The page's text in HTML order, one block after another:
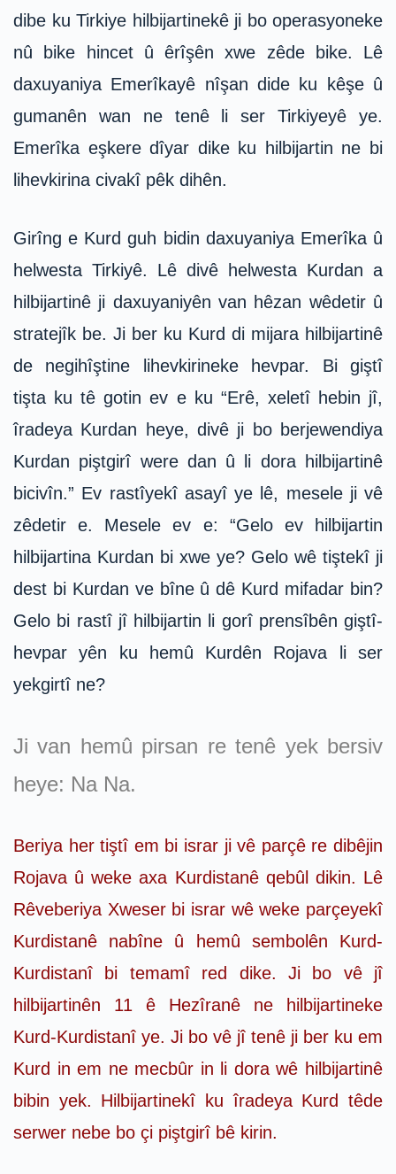
dibe ku Tirkiye hilbijartinekê ji bo operasyoneke
nû bike hincet û êrîşên xwe zêde bike. Lê
daxuyaniya Emerîkayê nîşan dide ku kêşe û
gumanên wan ne tenê li ser Tirkiyeyê ye.
Emerîka eşkere dîyar dike ku hilbijartin ne bi
lihevkirina civakî pêk dihên.
Girîng e Kurd guh bidin daxuyaniya Emerîka û
helwesta Tirkiyê. Lê divê helwesta Kurdan a
hilbijartinê ji daxuyaniyên van hêzan wêdetir û
stratejîk be. Ji ber ku Kurd di mijara hilbijartinê
de negihîştine lihevkirineke hevpar. Bi giştî
tişta ku tê gotin ev e ku “Erê, xeletî hebin jî,
îradeya Kurdan heye, divê ji bo berjewendiya
Kurdan piştgirî were dan û li dora hilbijartinê
bicivîn.” Ev rastîyekî asayî ye lê, mesele ji vê
zêdetir e. Mesele ev e: “Gelo ev hilbijartin
hilbijartina Kurdan bi xwe ye? Gelo wê tiştekî ji
dest bi Kurdan ve bîne û dê Kurd mifadar bin?
Gelo bi rastî jî hilbijartin li gorî prensîbên giştî-
hevpar yên ku hemû Kurdên Rojava li ser
yekgirtî ne?
Ji van hemû pirsan re tenê yek bersiv
heye: Na Na.
Beriya her tiştî em bi israr ji vê parçê re dibêjin
Rojava û weke axa Kurdistanê qebûl dikin. Lê
Rêveberiya Xweser bi israr wê weke parçeyekî
Kurdistanê nabîne û hemû sembolên Kurd-
Kurdistanî bi temamî red dike. Ji bo vê jî
hilbijartinên 11 ê Hezîranê ne hilbijartineke
Kurd-Kurdistanî ye. Ji bo vê jî tenê ji ber ku em
Kurd in em ne mecbûr in li dora wê hilbijartinê
bibin yek. Hilbijartinekî ku îradeya Kurd têde
serwer nebe bo çi piştgirî bê kirin.